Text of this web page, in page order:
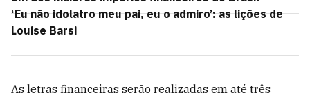
‘Eu não idolatro meu pai, eu o admiro’: as lições de
Louise Barsi
As letras financeiras serão realizadas em até três